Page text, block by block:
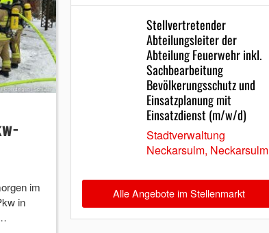
im
in
Stellvertretender
Abteilungsleiter der
Abteilung Feuerwehr inkl.
Sachbearbeitung
Bevölkerungsschutz und
Einsatzplanung mit
Einsatzdienst (m/w/d)
Stadtverwaltung
Neckarsulm, Neckarsulm
Alle Angebote im Stellenmarkt